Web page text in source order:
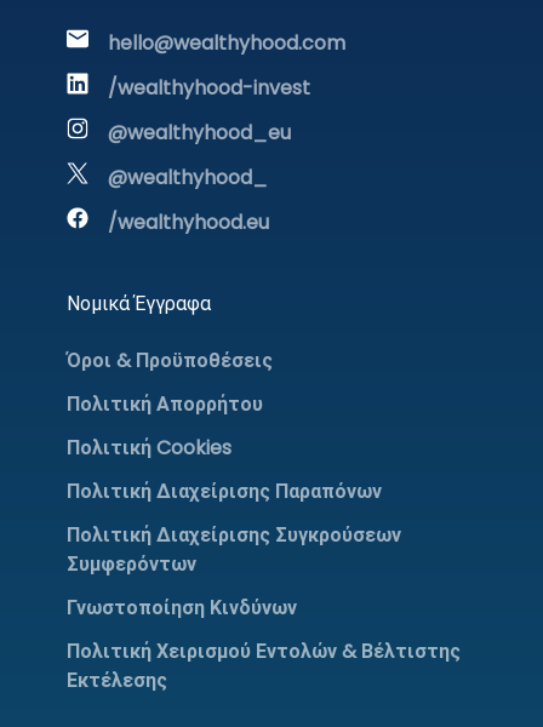
hello@wealthyhood.com
/wealthyhood-invest
@wealthyhood_eu
@wealthyhood_
/wealthyhood.eu
Νομικά Έγγραφα
Όροι & Προϋποθέσεις
Πολιτική Απορρήτου
Πολιτική Cookies
Πολιτική Διαχείρισης Παραπόνων
Πολιτική Διαχείρισης Συγκρούσεων
Συμφερόντων
Γνωστοποίηση Κινδύνων
Πολιτική Χειρισμού Εντολών & Βέλτιστης
Εκτέλεσης